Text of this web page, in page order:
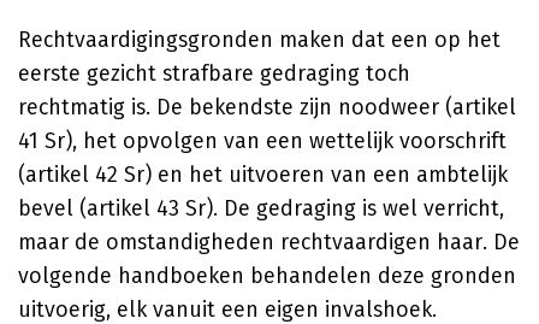
Rechtvaardigingsgronden maken dat een op het
eerste gezicht strafbare gedraging toch
rechtmatig is. De bekendste zijn noodweer (artikel
41 Sr), het opvolgen van een wettelijk voorschrift
(artikel 42 Sr) en het uitvoeren van een ambtelijk
bevel (artikel 43 Sr). De gedraging is wel verricht,
maar de omstandigheden rechtvaardigen haar. De
volgende handboeken behandelen deze gronden
uitvoerig, elk vanuit een eigen invalshoek.